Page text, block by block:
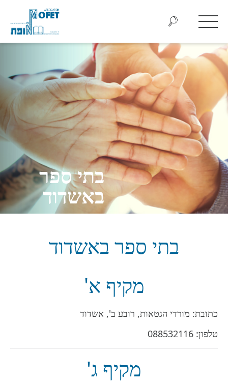
בתי ספר
באשדוד
בתי ספר באשדוד
מקיף א'
כתובת: מורדי הגטאות, רובע ב', אשדוד
טלפון: 088532116‬
מקיף ג'